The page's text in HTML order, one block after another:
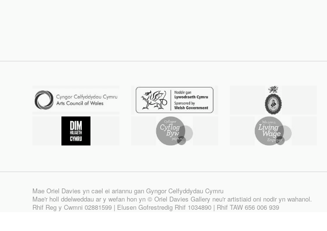
Mae Oriel Davies yn cael ei ariannu gan Gyngor Celfyddydau Cymru
Mae'r holl ddelweddau ar y wefan hon yn © Oriel Davies Gallery neu'r artistiaid oni nodir yn wahanol.
Rhif Reg y Cwmni 02881599 | Elusen Gofrestredig Rhif 1034890 | Rhif TAW 656 006 939